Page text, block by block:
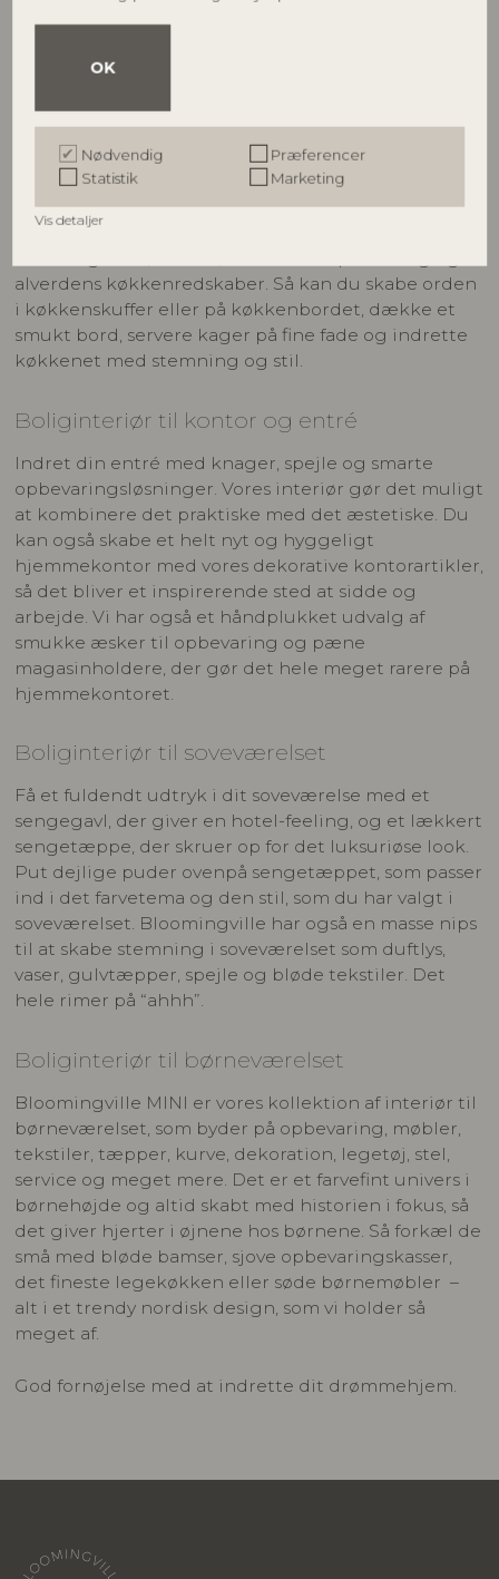
OK
Nødvendig
Præferencer
Statistik
Marketing
Vis detaljer
opbevaring til stuen, der både er funktionel og
magasinholdere til kasser i naturmaterialer.
Boliginteriør til køkkenet
Vi har alt, hvad du drømmer om til at indrette et
smukt køkken i moderne skandinavisk stil. Se vores
store udvalg af stel i stentøj, skærebrætter,
alverdens køkkenredskaber. Så kan du skabe orden
i køkkenskuffer eller på køkkenbordet, dække et
smukt bord, servere kager på fine fade og indrette
køkkenet med stemning og stil.
Boliginteriør til kontor og entré
Indret din entré med knager, spejle og smarte
opbevaringsløsninger. Vores interiør gør det muligt
at kombinere det praktiske med det æstetiske. Du
kan også skabe et helt nyt og hyggeligt
hjemmekontor med vores dekorative kontorartikler,
så det bliver et inspirerende sted at sidde og
arbejde. Vi har også et håndplukket udvalg af
smukke æsker til opbevaring og pæne
magasinholdere, der gør det hele meget rarere på
hjemmekontoret.
Boliginteriør til soveværelset
Få et fuldendt udtryk i dit soveværelse med et
sengegavl, der giver en hotel-feeling, og et lækkert
sengetæppe, der skruer op for det luksuriøse look.
Put dejlige puder ovenpå sengetæppet, som passer
ind i det farvetema og den stil, som du har valgt i
soveværelset. Bloomingville har også en masse nips
til at skabe stemning i soveværelset som duftlys,
vaser, gulvtæpper, spejle og bløde tekstiler. Det
hele rimer på “ahhh”.
Boliginteriør til børneværelset
Bloomingville MINI er vores kollektion af interiør til
børneværelset, som byder på opbevaring, møbler,
tekstiler, tæpper, kurve, dekoration, legetøj, stel,
service og meget mere. Det er et farvefint univers i
børnehøjde og altid skabt med historien i fokus, så
det giver hjerter i øjnene hos børnene. Så forkæl de
små med bløde bamser, sjove opbevaringskasser,
det fineste legekøkken eller søde børnemøbler –
alt i et trendy nordisk design, som vi holder så
meget af.
God fornøjelse med at indrette dit drømmehjem.